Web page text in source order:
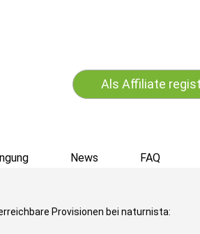
Als Affiliate
News FAQ
Provisionen bei naturnista: